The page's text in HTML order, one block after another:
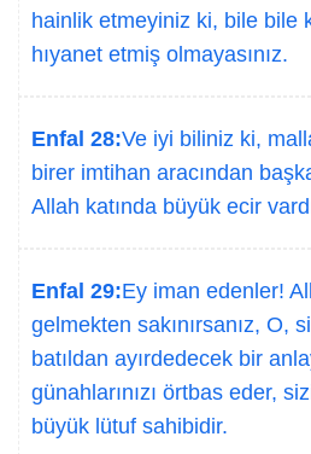
hainlik etmeyiniz ki, bile bile
hıyanet etmiş olmayasınız.
Enfal 28:Ve iyi biliniz ki,
birer imtihan aracından
Allah katında büyük ecir
Enfal 29:Ey iman edenler!
gelmekten sakınırsanız, O,
batıldan ayırdedecek bir
günahlarınızı örtbas eder,
büyük lütuf sahibidir.